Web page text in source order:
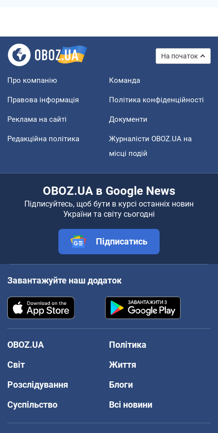
На початок
Про компанію Команда
Правова інформація Політика конфіденційності
Реклама на сайті Документи
Редакційна політика
Журналісти OBOZ.UA на
місці подій
OBOZ.UA в Google News
Підписуйтесь, щоб бути в курсі останніх новин
України та світу сьогодні
Підписатись
Завантажуйте наш додаток
OBOZ.UA
Політика
Світ
Життя
Розслідування
Блоги
Суспільство
Всі новини